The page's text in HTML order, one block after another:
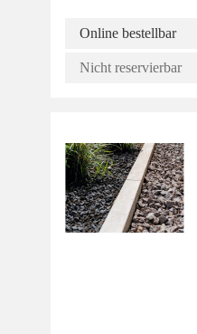
Online bestellbar
Nicht reservierbar